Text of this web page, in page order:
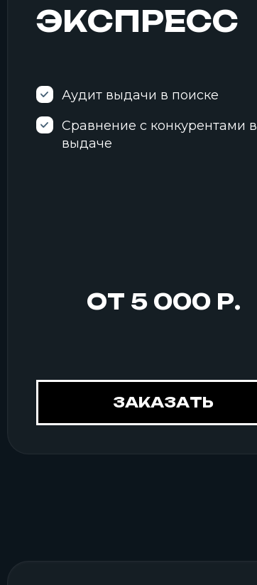
ЭКСПРЕСС
Аудит выдачи в поиске
Сравнение с конкурентами в
выдаче
ОТ 5 000 Р.
ЗАКАЗАТЬ